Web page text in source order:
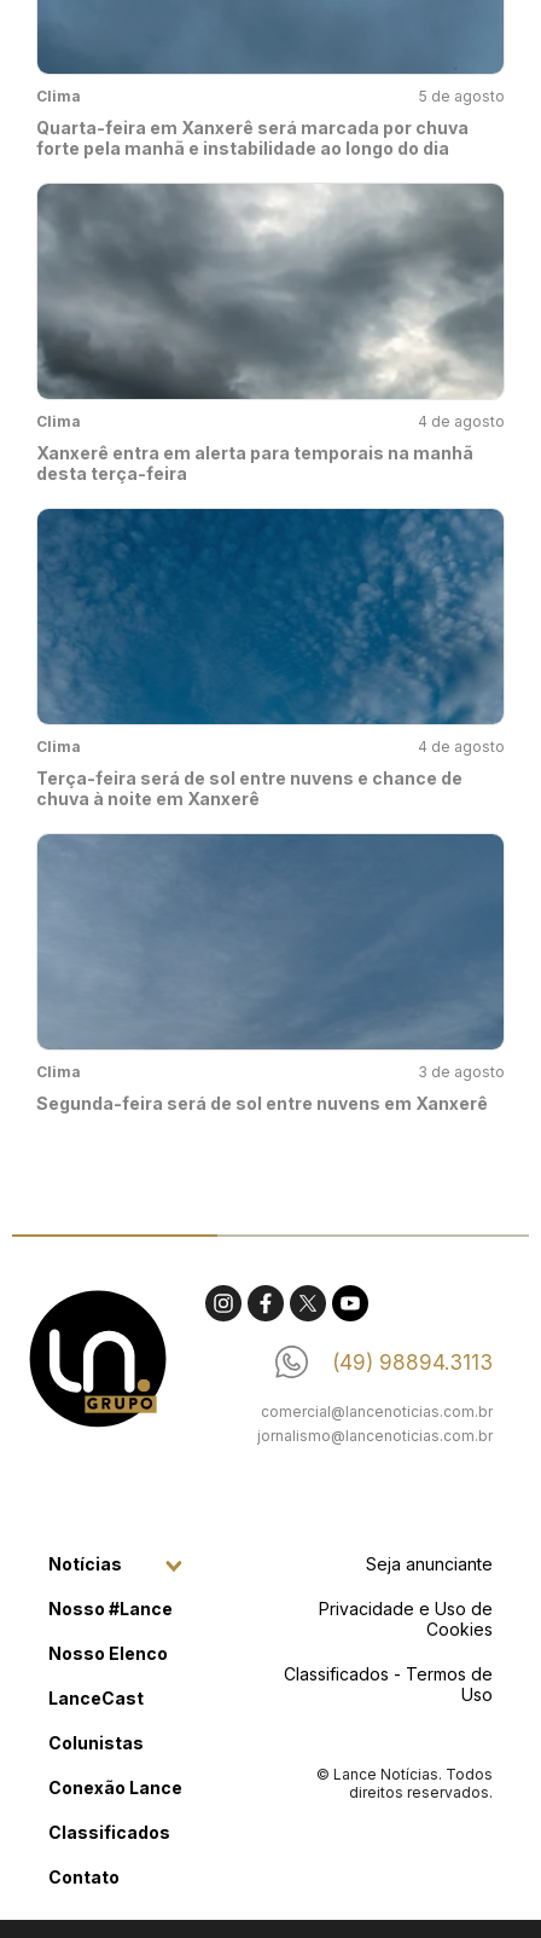
Clima 5 de agosto
Quarta-feira em Xanxerê será marcada por chuva
forte pela manhã e instabilidade ao longo do dia
Clima 4 de agosto
Xanxerê entra em alerta para temporais na manhã
desta terça-feira
Clima 4 de agosto
Terça-feira será de sol entre nuvens e chance de
chuva à noite em Xanxerê
Clima 3 de agosto
Segunda-feira será de sol entre nuvens em Xanxerê
(49) 98894.3113
comercial@lancenoticias.com.br
jornalismo@lancenoticias.com.br
Notícias
Nosso #Lance
Nosso Elenco
LanceCast
Colunistas
Conexão Lance
Classificados
Contato
Seja anunciante
Privacidade e Uso de
Cookies
Classificados - Termos de
Uso
© Lance Notícias. Todos
direitos reservados.